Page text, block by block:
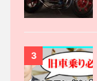
3